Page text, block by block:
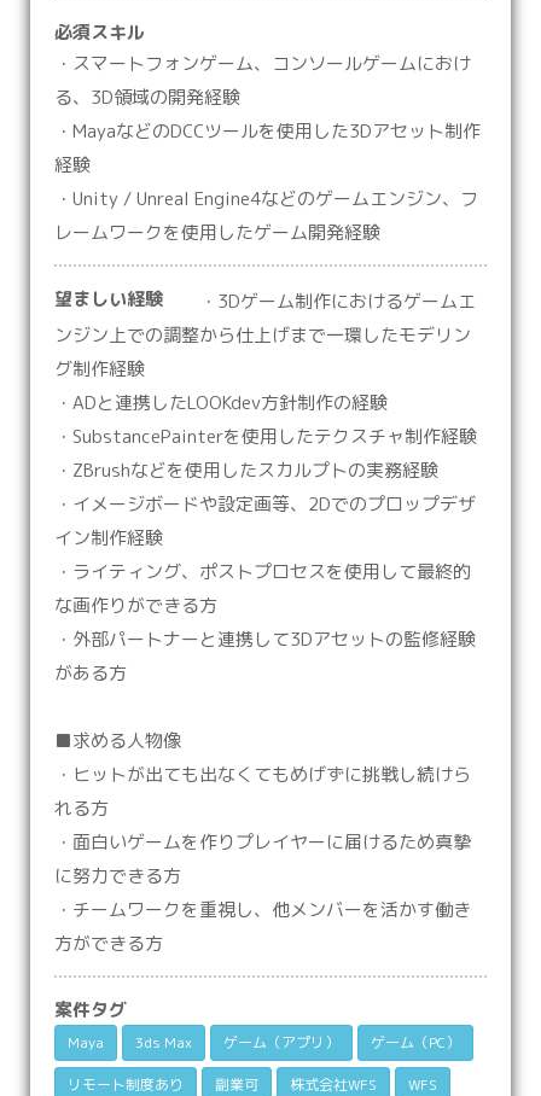
必須スキル
・スマートフォンゲーム、コンソールゲームにおけ
る、3D領域の開発経験
・MayaなどのDCCツールを使用した3Dアセット制作
経験
・Unity / Unreal Engine4などのゲームエンジン、フ
レームワークを使用したゲーム開発経験
望ましい経験
・3Dゲーム制作におけるゲームエ
ンジン上での調整から仕上げまで一環したモデリン
グ制作経験
・ADと連携したLOOKdev方針制作の経験
・SubstancePainterを使用したテクスチャ制作経験
・ZBrushなどを使用したスカルプトの実務経験
・イメージボードや設定画等、2Dでのプロップデザ
イン制作経験
・ライティング、ポストプロセスを使用して最終的
な画作りができる方
・外部パートナーと連携して3Dアセットの監修経験
がある方
■求める人物像
・ヒットが出ても出なくてもめげずに挑戦し続けら
れる方
・面白いゲームを作りプレイヤーに届けるため真摯
に努力できる方
・チームワークを重視し、他メンバーを活かす働き
方ができる方
案件タグ
Maya 3ds Max ゲーム（アプリ） ゲーム（PC）
リモート制度あり 副業可 株式会社WFS WFS